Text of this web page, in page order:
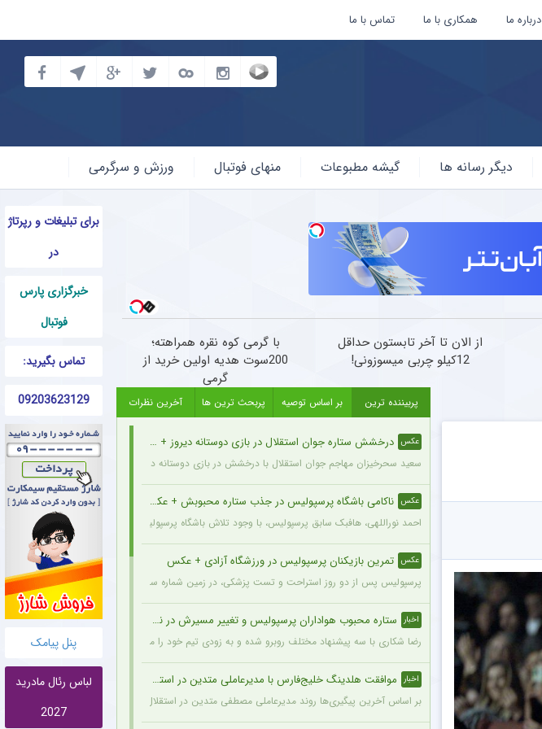
درباره ما همکاری با ما تماس با ما
دیگر رسانه ها گیشه مطبوعات منهای فوتبال ورزش و سرگرمی
برای تبلیغات و رپرتاژ
در
خبرگزاری پارس
فوتبال
تماس بگیرید:
09203623129
پنل پیامک
لباس رئال مادرید
2027
از الان تا آخر تابستون حداقل
12کیلو چربی میسوزونی!
با گرمی کوه نقره همراهته؛
200سوت هدیه اولین خرید از
گرمی
پربیننده ترین بر اساس توصیه پربحث ترین ها آخرین نظرات
عکس درخشش ستاره جوان استقلال در بازی دوستانه دیروز + عکس
سعید سحرخیزان مهاجم جوان استقلال با درخشش در بازی دوستانه دیروز، نشان داد آماده است تا در
عکس ناکامی باشگاه پرسپولیس در جذب ستاره محبوبش + عکس
احمد نوراللهی، هافبک سابق پرسپولیس، با وجود تلاش باشگاه پرسپولیس برای بازگشت او، ترجیح داد
عکس تمرین بازیکنان پرسپولیس در ورزشگاه آزادی + عکس
پرسپولیس پس از دو روز استراحت و تست پزشکی، در زمین شماره سه آزادی تمرین کرد.
اخبار ستاره محبوب هواداران پرسپولیس و تغییر مسیرش در نقل‌وانتقالات
رضا شکاری با سه پیشنهاد مختلف روبرو شده و به زودی تیم خود را معرفی خواهد کرد.
اخبار موافقت هلدینگ خلیج‌فارس با مدیرعاملی متدین در استقلال
بر اساس آخرین پیگیری‌ها روند مدیرعاملی مصطفی متدین در استقلال به طور کامل طی شده و هلدینگ